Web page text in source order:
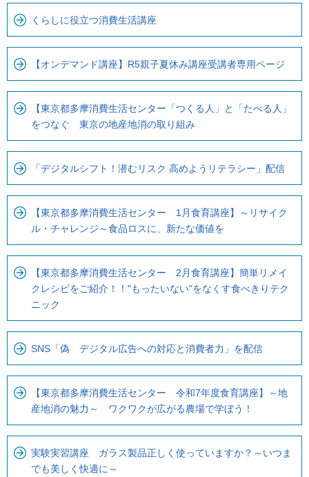
ビ
で
す
くらしに役立つ消費生活講座
【オンデマンド講座】R5親子夏休み講座受講者専用ページ
【東京都多摩消費生活センター「つくる人」と「たべる人」
をつなぐ 東京の地産地消の取り組み
「デジタルシフト！潜むリスク 高めようリテラシー」配信
【東京都多摩消費生活センター 1月食育講座】～リサイク
ル・チャレンジ～食品ロスに、新たな価値を
【東京都多摩消費生活センター 2月食育講座】簡単リメイ
クレシピをご紹介！！"もったいない"をなくす食べきりテク
ニック
SNS「偽 デジタル広告への対応と消費者力」を配信
【東京都多摩消費生活センター 令和7年度食育講座】～地
産地消の魅力～ ワクワクが広がる農場で学ぼう！
実験実習講座 ガラス製品正しく使っていますか？～いつま
でも美しく快適に～